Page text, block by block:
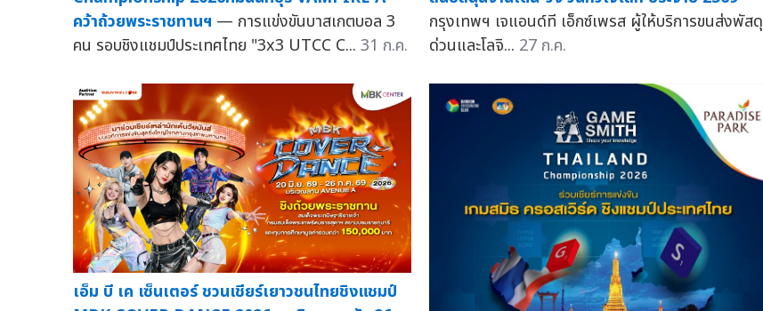
คว้าถ้วยพระราชทานฯ — การแข่งขันบาสเกตบอล 3
คน รอบชิงแชมป์ประเทศไทย "3x3 UTCC C... 31 ก.ค.
กรุงเทพฯ เจแอนด์ที เอ็กซ์เพรส ผู้ให้บริการขนส่งพัสดุ
ด่วนและโลจิ... 27 ก.ค.
เอ็ม บี เค เซ็นเตอร์ ชวนเชียร์เยาวชนไทยชิงแชมป์